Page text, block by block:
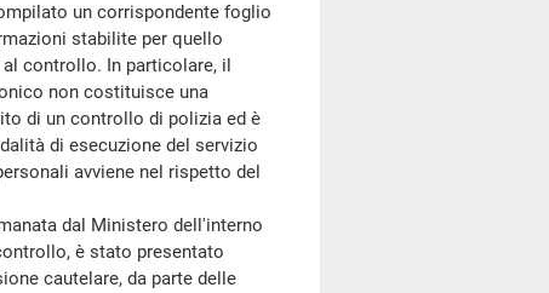
un corrispondente foglio
stabilite per quello
controllo. In particolare, il
non costituisce una
di un controllo di polizia ed è
di esecuzione del servizio
avviene nel rispetto del
dal Ministero dell'interno
è stato presentato
cautelare, da parte delle